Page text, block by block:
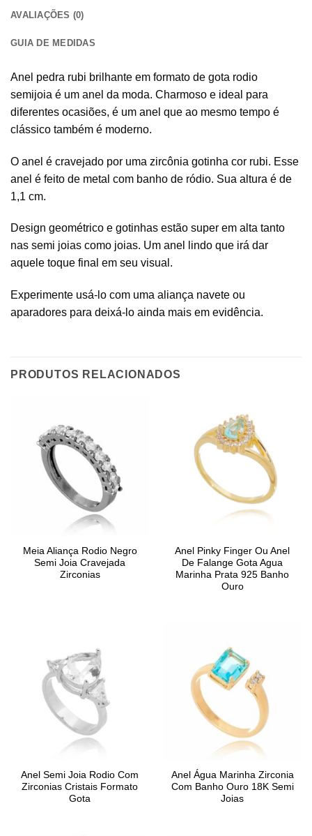
AVALIAÇÕES (0)
GUIA DE MEDIDAS
Anel pedra rubi brilhante em formato de gota rodio
semijoia é um anel da moda. Charmoso e ideal para
diferentes ocasiões, é um anel que ao mesmo tempo é
clássico também é moderno.
O anel é cravejado por uma zircônia gotinha cor rubi. Esse
anel é feito de metal com banho de ródio. Sua altura é de
1,1 cm.
Design geométrico e gotinhas estão super em alta tanto
nas semi joias como joias. Um anel lindo que irá dar
aquele toque final em seu visual.
Experimente usá-lo com uma aliança navete ou
aparadores para deixá-lo ainda mais em evidência.
PRODUTOS RELACIONADOS
Meia Aliança Rodio Negro
Semi Joia Cravejada
Zirconias
Anel Pinky Finger Ou Anel
De Falange Gota Agua
Marinha Prata 925 Banho
Ouro
Anel Semi Joia Rodio Com
Zirconias Cristais Formato
Gota
Anel Água Marinha Zirconia
Com Banho Ouro 18K Semi
Joias